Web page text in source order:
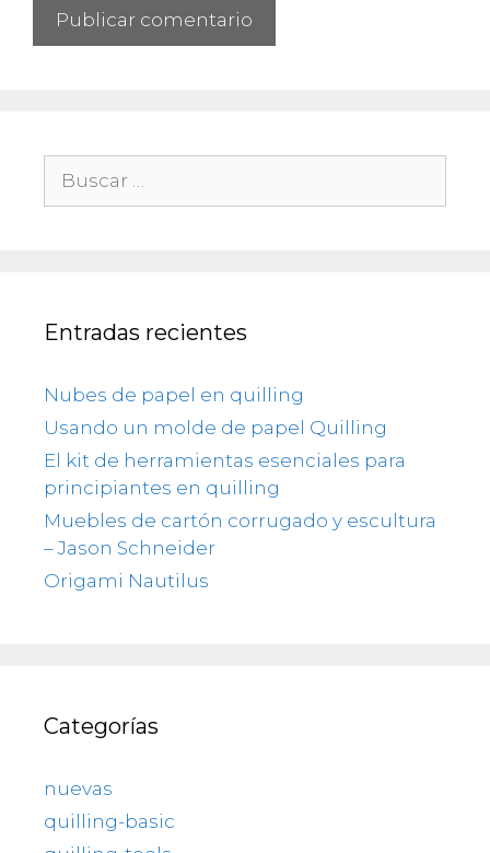
Entradas recientes
Nubes de papel en quilling
Usando un molde de papel Quilling
El kit de herramientas esenciales para
principiantes en quilling
Muebles de cartón corrugado y escultura
– Jason Schneider
Origami Nautilus
Categorías
nuevas
quilling-basic